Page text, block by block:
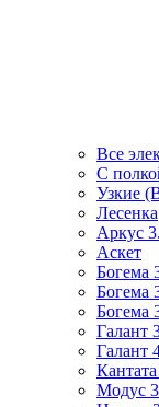
Все
С
Узкие
Лесенка
Аркус
Аскет
Богема
Богема
Богема
Галант
Галант
Модус